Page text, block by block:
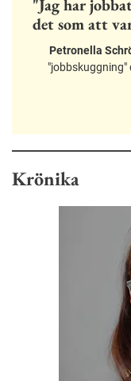
"Jag har
det som att
Petronella
"jobbskuggning"
Krönika